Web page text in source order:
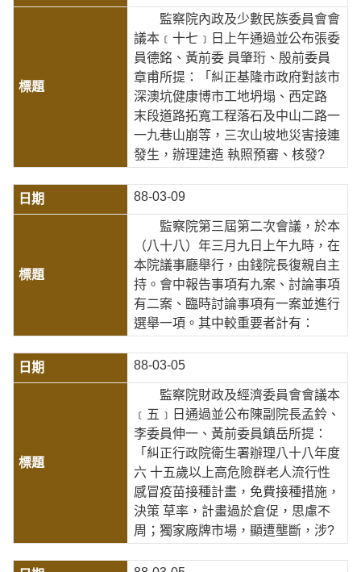
監察院內政及少數民族委員會會
議本﹝十七﹞日上午通過並公布張委
員德銘、黃前委 員肇珩、殷前委員
章甫所提：「糾正基隆市政府對該市
深澳坑健康博市工地坍塌、西定路
末段道路拓寬工程落石及中山二路一
一九巷山崩等，三次山坡地災害接連
發生，辦理建造 執照預審、核發?
88-03-09
監察院第三屆第二次會議，於本
（八十八）年三月九日上午九時，在
本院議事廳舉行，由錢院長復親自主
持。會中報告事項有九案、討論事項
有二案、臨時討論事項有一案並進行
選舉一項。其中較重要者計有：
88-03-05
監察院財政及經濟委員會會議本
﹝五﹞日通過並公布陳副院長孟鈴、
李委員伸一、黃前委員鎮岳所提：
「糾正行政院衛生署辦理八十八年度
六 十五歲以上高危險群老人流行性
感冒疫苗接種計畫，免費接種措施，
決策 草率，計畫過於倉促，思慮不
周；獨家廠牌市場，顯遭壟斷，涉?